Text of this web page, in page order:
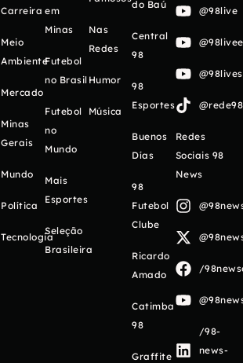
Carreira
Meio
Ambiente
Mercado
Minas
Gerais
Mundo
Política
Tecnologia
em
Minas
Futebol
no Brasil
Futebol
no
Mundo
Mais
Esportes
Seleção
Brasileira
Nas
Redes
Humor
Música
do Baú
Central
98
98
Esportes
Buenos
Días
98
Futebol
Clube
Ricardo
Amado
Catimba
98
Graffite
@98live
Redes
Sociais 98
News
/
/98-
news-